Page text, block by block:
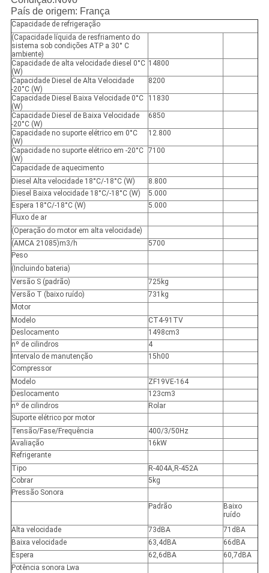
País de origem: França
Capacidade de refrigeração
(Capacidade líquida de resfriamento do
sistema sob condições ATP a 30° C
ambiente)
Capacidade de alta velocidade diesel 0°C
(W)
14800
Capacidade Diesel de Alta Velocidade
-20°C (W)
8200
Capacidade Diesel Baixa Velocidade 0°C
(W)
11830
Capacidade Diesel de Baixa Velocidade
-20°C (W)
6850
Capacidade no suporte elétrico em 0°C
(W)
12.800
Capacidade no suporte elétrico em -20°C
(W)
7100
Capacidade de aquecimento
Diesel Alta velocidade 18°C/-18°C (W)
8.800
Diesel Baixa velocidade 18°C/-18°C (W)
5.000
Espera 18°C/-18°C (W)
5.000
Fluxo de ar
(Operação do motor em alta velocidade)
(AMCA 21085)m3/h
5700
Peso
(Incluindo bateria)
Versão S (padrão)
725kg
Versão T (baixo ruído)
731kg
Motor
Modelo
CT4-91TV
Deslocamento
1498cm3
nº de cilindros
4
Intervalo de manutenção
15h00
Compressor
Modelo
ZF19VE-164
Deslocamento
123cm3
nº de cilindros
Rolar
Suporte elétrico por motor
Tensão/Fase/Frequência
400/3/50Hz
Avaliação
16kW
Refrigerante
Tipo
R-404A,R-452A
Cobrar
5kg
Pressão Sonora
Padrão
Baixo
ruído
Alta velocidade
73dBA
71dBA
Baixa velocidade
63,4dBA
66dBA
Espera
62,6dBA
60,7dBA
Potência sonora Lwa